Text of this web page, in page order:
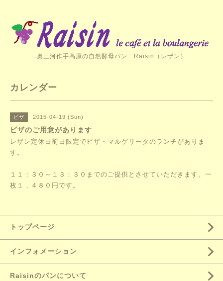
奥三河作手高原の自然酵母パン Raisin（レザン）
カレンダー
ピザ 2015-04-19 (Sun)
ピザのご用意があります
レザン定休日前日限定でピザ・マルゲリータのランチがありま
す。
１１：３０～１３：３０までのご提供とさせていただきます。一
枚１，４８０円です。
トップページ
インフォメーション
Raisinのパンについて